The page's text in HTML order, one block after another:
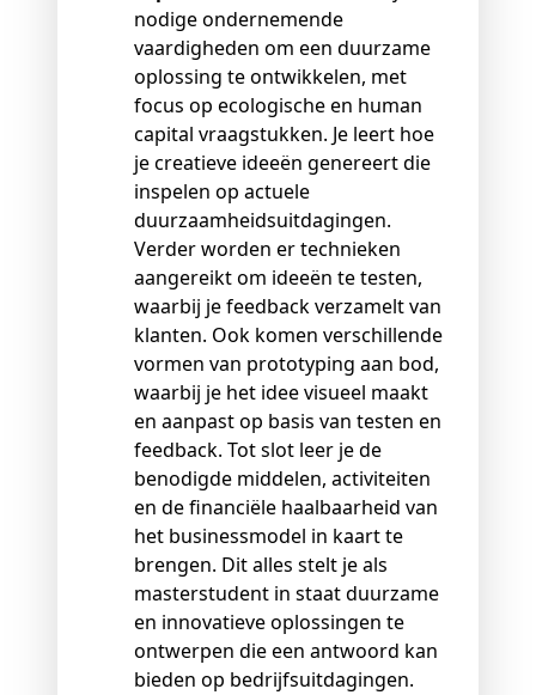
nodige ondernemende
vaardigheden om een duurzame
oplossing te ontwikkelen, met
focus op ecologische en human
capital vraagstukken. Je leert hoe
je creatieve ideeën genereert die
inspelen op actuele
duurzaamheidsuitdagingen.
Verder worden er technieken
aangereikt om ideeën te testen,
waarbij je feedback verzamelt van
klanten. Ook komen verschillende
vormen van prototyping aan bod,
waarbij je het idee visueel maakt
en aanpast op basis van testen en
feedback. Tot slot leer je de
benodigde middelen, activiteiten
en de financiële haalbaarheid van
het businessmodel in kaart te
brengen. Dit alles stelt je als
masterstudent in staat duurzame
en innovatieve oplossingen te
ontwerpen die een antwoord kan
bieden op bedrijfsuitdagingen.